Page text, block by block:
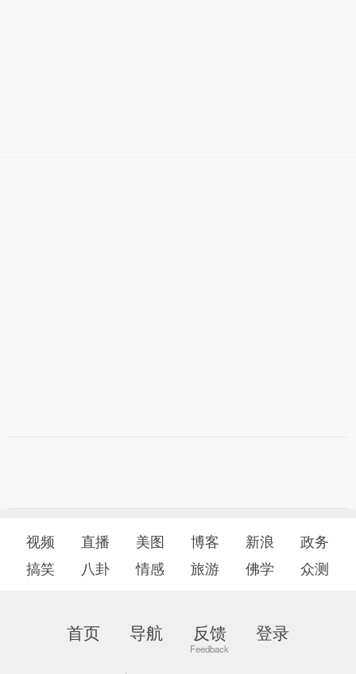
视频 直播 美图 博客 新浪
政务
搞笑
八卦 情感 旅游 佛学 众测
首页 导航 反馈 登录